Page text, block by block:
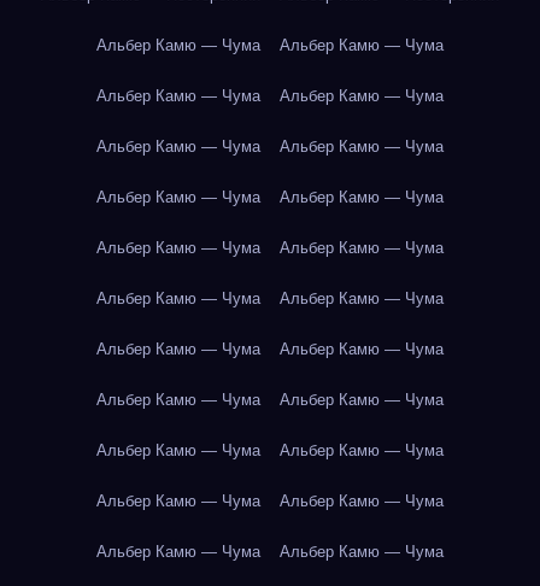
Альбер Камю — Чума Альбер Камю — Чума
Альбер Камю — Чума Альбер Камю — Чума
Альбер Камю — Чума Альбер Камю — Чума
Альбер Камю — Чума Альбер Камю — Чума
Альбер Камю — Чума Альбер Камю — Чума
Альбер Камю — Чума Альбер Камю — Чума
Альбер Камю — Чума Альбер Камю — Чума
Альбер Камю — Чума Альбер Камю — Чума
Альбер Камю — Чума Альбер Камю — Чума
Альбер Камю — Чума Альбер Камю — Чума
Альбер Камю — Чума Альбер Камю — Чума